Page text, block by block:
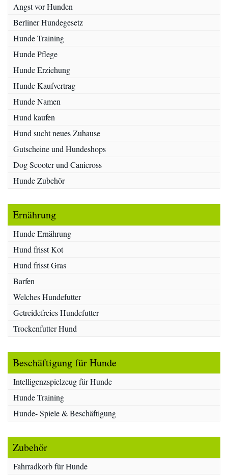
Angst vor Hunden
Berliner Hundegesetz
Hunde Training
Hunde Pflege
Hunde Erziehung
Hunde Kaufvertrag
Hunde Namen
Hund kaufen
Hund sucht neues Zuhause
Gutscheine und Hundeshops
Dog Scooter und Canicross
Hunde Zubehör
Ernährung
Hunde Ernährung
Hund frisst Kot
Hund frisst Gras
Barfen
Welches Hundefutter
Getreidefreies Hundefutter
Trockenfutter Hund
Beschäftigung für Hunde
Intelligenzspielzeug für Hunde
Hunde Training
Hunde- Spiele & Beschäftigung
Zubehör
Fahrradkorb für Hunde